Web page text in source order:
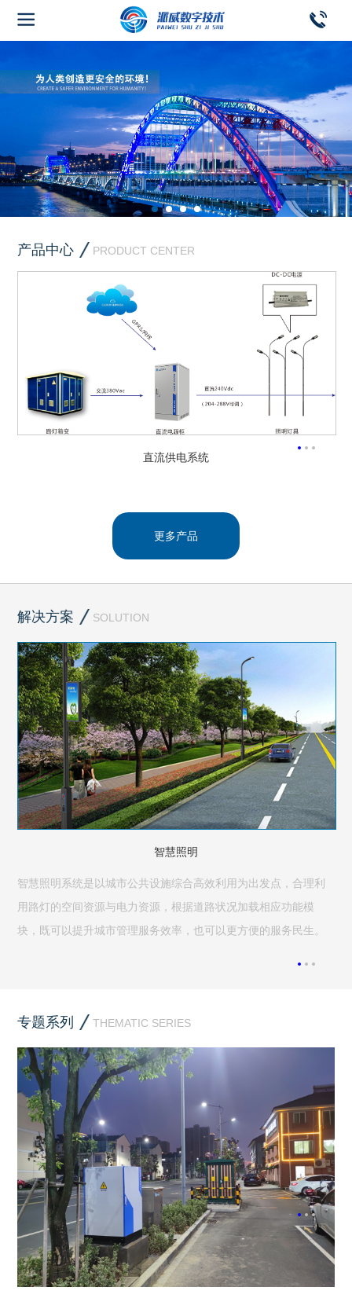
产品中心 PRODUCT CENTER
直流供电系统
更多产品
解决方案 SOLUTION
智慧照明
智慧照明系统是以城市公共设施综合高效利用为出发点，合理利
用路灯的空间资源与电力资源，根据道路状况加载相应功能模
块，既可以提升城市管理服务效率，也可以更方便的服务民生。
直流供电系统
直流供电系统解决方案是我司为解决LED户外照明集中供电开发
的电源系统，该系统可根据LED户外照明的不同要求，提供多种
不同功率容量的解决方案，适用于道路，高架，隧道，桥梁，工
ZigBee智能照明控制系统
无线智能照明控制系统将智能控制与照明相结合，利用无线通讯
ZigBee进行LED照明的智能控制，实现LED照明的智能控制。
专题系列 THEMATIC SERIES
童心童趣，直流“在线”
你为一座座城而我只为你